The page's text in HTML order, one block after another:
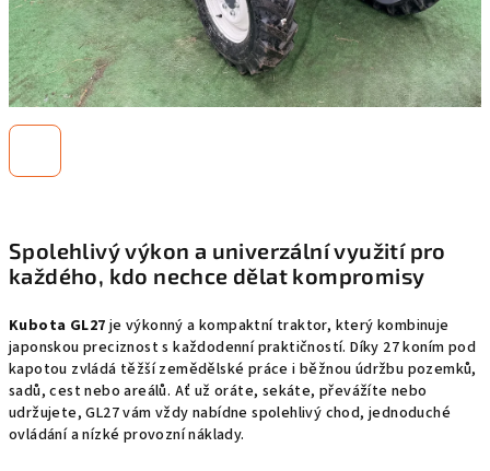
Spolehlivý výkon a univerzální využití pro
každého, kdo nechce dělat kompromisy
Kubota GL27je výkonný a kompaktní traktor, který kombinuje
japonskou preciznost s každodenní praktičností. Díky 27 koním pod
kapotou zvládá těžší zemědělské práce i běžnou údržbu pozemků,
sadů, cest nebo areálů. Ať už oráte, sekáte, převážíte nebo
udržujete, GL27 vám vždy nabídne spolehlivý chod, jednoduché
ovládání a nízké provozní náklady.